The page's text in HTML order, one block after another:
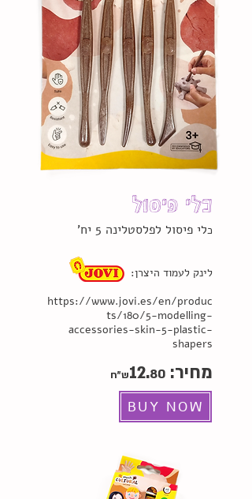
כלי פיסול
כלי פיסול לפלסטלינה 5 יח '
לינק לעמוד היצרן:
https://www.jovi.es/en/produc
ts/180/5-modelling-
accessories-skin-5-plastic-
shapers
מחיר: 12. 80 ש"ח
BUY NOW